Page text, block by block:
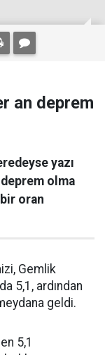
an deprem
yazı
deprem olma
oran
Gemlik
5,1, ardından
geldi.
5,1